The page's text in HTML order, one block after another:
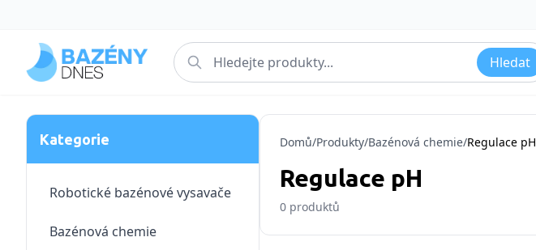
Hledat
Kategorie
Robotické bazénové vysavače
Bazénová chemie
Domů/Produkty/Bazénová chemie/Regulace pH
Regulace pH
0 produktů